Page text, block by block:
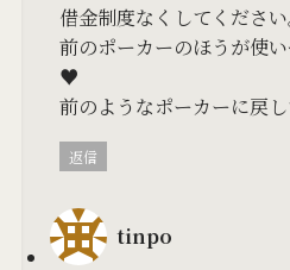
借金制度なくしてくださ
前のポーカーのほうが使い
♥
前のようなポーカーに
返信
tinpo